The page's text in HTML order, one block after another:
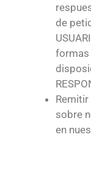
de
formas
sobre
en